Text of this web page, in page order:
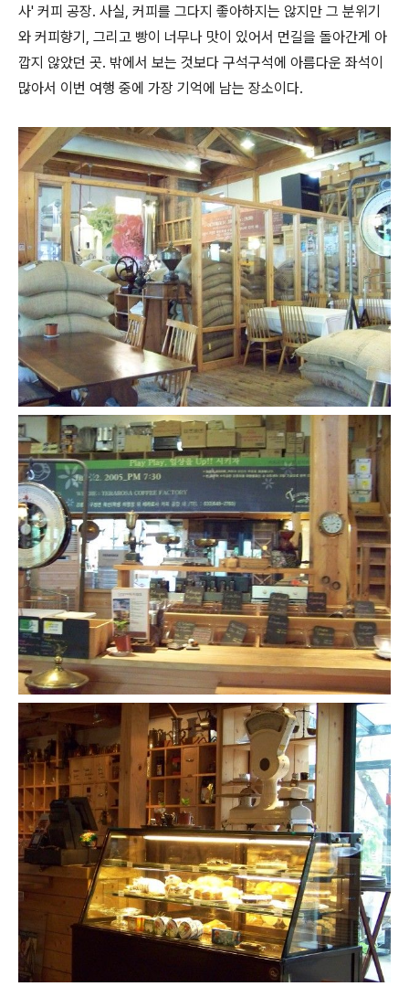
사' 커피 공장. 사실, 커피를 그다지 좋아하지는 않지만 그 분위기
와 커피향기, 그리고 빵이 너무나 맛이 있어서 먼길을 돌아간게 아
깝지 않았던 곳. 밖에서 보는 것보다 구석구석에 아름다운 좌석이
많아서 이번 여행 중에 가장 기억에 남는 장소이다.